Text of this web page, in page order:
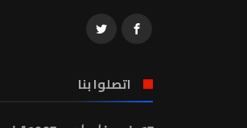
اتصلوا بنا